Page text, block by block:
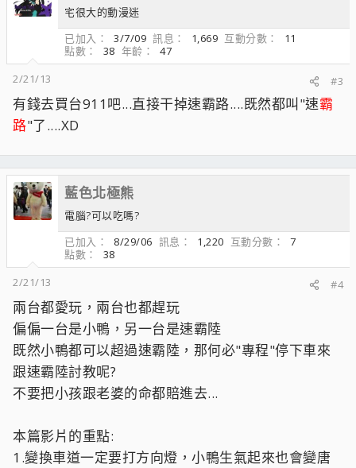
宅很大的動漫迷
已加入
3/7/09 訊息 1,669 互動分數
11
點數
38 年齡
47
2/21/13
#3
有錢去買台911吧...直接干掉速霸路....既然都叫"速霸
路"了....XD
藍色北極熊
電腦?可以吃嗎?
已加入
8/29/06 訊息 1,220 互動分數
7
點數
38
2/21/13
#4
兩台都愛玩，兩台也都趕玩
偏偏一台是小鴨，另一台是速霸陸
既然小鴨都可以超過速霸陸，那何必"專程"停下車來
跟速霸陸討教呢?
不要把小孩跟老婆的命都賠進去...
本篇影片的重點:
1.變換車道一定要打方向燈，小鴨生氣起來也會變唐